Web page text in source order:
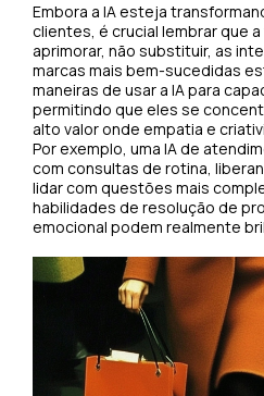
Embora a IA esteja
clientes, é crucial lembrar que
aprimorar, não substituir, as
marcas mais bem-sucedidas
maneiras de usar a IA para
permitindo que eles se
alto valor onde empatia e
Por exemplo, uma IA de
com consultas de rotina,
lidar com questões mais
habilidades de resolução de
emocional podem realmente